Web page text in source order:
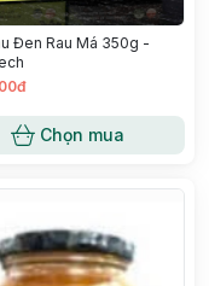
Đen Rau Má 350g -
Chọn mua